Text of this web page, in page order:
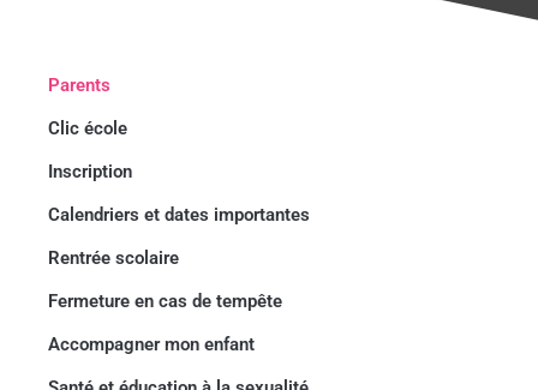
À l'école on
Parents
Clic école
Inscription
Calendriers et dates importantes
Rentrée scolaire
Fermeture en cas de tempête
Accompagner mon enfant